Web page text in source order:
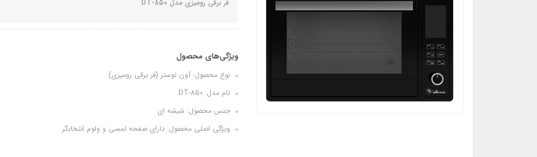
فر برقی رومیزی مدل DT-850
ویژگی‌های محصول
نوع محصول: آون توستر (فر برقی رومیزی)
نام مدل: DT-850
جنس محصول: شیشه ای
ویژگی اصلی محصول: دارای صفحه لمسی و ولوم انتخابگر